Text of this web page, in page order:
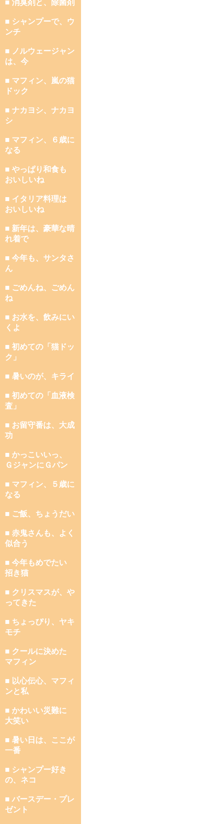
■ 消臭剤と、除菌剤
■ シャンプーで、ウ
ンチ
■ ノルウェージャン
は、今
■ マフィン、嵐の猫
ドック
■ ナカヨシ、ナカヨ
シ
■ マフィン、６歳に
なる
■ やっぱり和食も
おいしいね
■ イタリア料理は
おいしいね
■ 新年は、豪華な晴
れ着で
■ 今年も、サンタさ
ん
■ ごめんね、ごめん
ね
■ お水を、飲みにい
くよ
■ 初めての「猫ドッ
ク」
■ 暑いのが、キライ
■ 初めての「血液検
査」
■ お留守番は、大成
功
■ かっこいいっ、
ＧジャンにＧパン
■ マフィン、５歳に
なる
■ ご飯、ちょうだい
■ 赤鬼さんも、よく
似合う
■ 今年もめでたい
招き猫
■ クリスマスが、や
ってきた
■ ちょっぴり、ヤキ
モチ
■ クールに決めた
マフィン
■ 以心伝心、マフィ
ンと私
■ かわいい災難に
大笑い
■ 暑い日は、ここが
一番
■ シャンプー好き
の、ネコ
■ バースデー・プレ
ゼント